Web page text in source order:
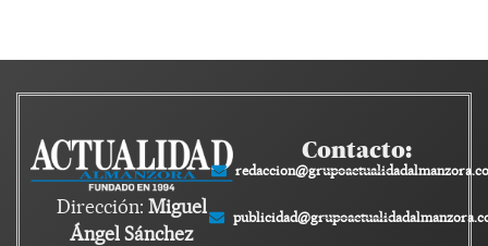
Dirección: Miguel
Ángel Sánchez
Contacto: